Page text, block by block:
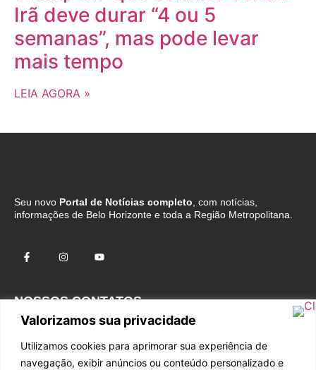
Valorizamos sua privacidade
Utilizamos cookies para aprimorar sua experiência de
navegação, exibir anúncios ou conteúdo personalizado e
Irã deve durar “4 ou 5
semanas”, mas pode levar
mais tempo
LEIA AGORA »
Seu novo Portal de Notícias completo , com notícias,
informações de Belo Horizonte e toda a Região Metropolitana.
NOSSOS CONTATOS
Fale com o Comercial
Fale com a Redação